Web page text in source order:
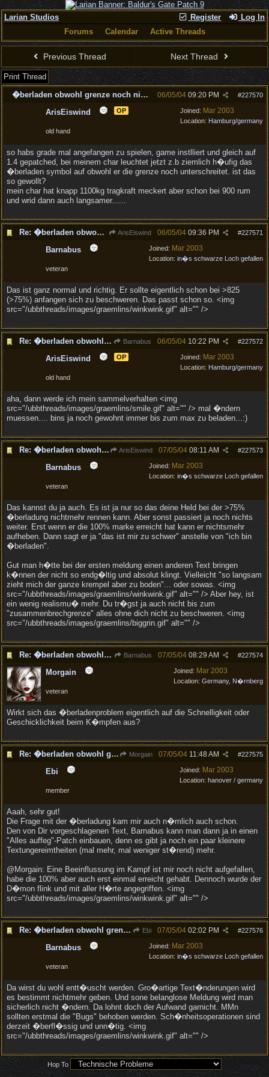
Register Log In
Larian Studios
Forums
Calendar Active Threads
Previous Thread Next Thread
Print Thread
�berladen obwohl grenze noch nicht erreicht
#227570
06/05/04 09:20 PM
Joined: Mar 2003
Location: Hamburg/germany
ArisEiswind OP
old hand
so habs grade mal angefangen zu spielen, game instlliert und gleich auf
1.4 gepatched, bei meinem char leuchtet jetzt z.b ziemlich h�ufig das
�berladen symbol auf obwohl er die grenze noch unterschreitet. ist das
so gewollt?
mein char hat knapp 1100kg tragkraft meckert aber schon bei 900 rum
und wrid dann auch langsamer......
Re: �berladen obwohl grenze noch nicht erreicht ArisEiswind #227571
06/05/04 09:36 PM
Joined: Mar 2003
Location: in�s schwarze Loch gefallen
Barnabus
veteran
Das ist ganz normal und richtig. Er sollte eigentlich schon bei >825
(>75%) anfangen sich zu beschweren. Das passt schon so. <img
src="/ubbthreads/images/graemlins/winkwink.gif" alt="" />
Re: �berladen obwohl grenze noch nicht erreicht Barnabus #227572
06/05/04 10:22 PM
Joined: Mar 2003
Location: Hamburg/germany
ArisEiswind OP
old hand
aha, dann werde ich mein sammelverhalten <img
src="/ubbthreads/images/graemlins/smile.gif" alt="" /> mal �ndern
muessen.... bins ja noch gewohnt immer bis zum max zu beladen...:)
Re: �berladen obwohl grenze noch nicht erreicht ArisEiswind #227573
07/05/04 08:11 AM
Joined: Mar 2003
Location: in�s schwarze Loch gefallen
Barnabus
veteran
Das kannst du ja auch. Es ist ja nur so das deine Held bei der >75%
�berladung nichtmehr rennen kann. Aber sonst passiert ja noch nichts
weiter. Erst wenn er die 100% marke erreicht hat kann er nichtsmehr
aufheben. Dann sagt er ja "das ist mir zu schwer" anstelle von "ich bin
�berladen".
Gut man h�tte bei der ersten meldung einen anderen Text bringen
k�nnen der nicht so endg�ltig und absolut klingt. Vielleicht "so langsam
zieht mich der ganze krempel aber zu boden"... oder sowas. <img
src="/ubbthreads/images/graemlins/winkwink.gif" alt="" /> Aber hey, ist
ein wenig realismu� mehr. Du tr�gst ja auch nicht bis zum
"zusammenbrechgrenze" alles ohne dich nicht zu beschweren. <img
src="/ubbthreads/images/graemlins/biggrin.gif" alt="" />
Re: �berladen obwohl grenze noch nicht erreicht Barnabus #227574
07/05/04 08:29 AM
Joined: Mar 2003
Location: Germany, N�rnberg
Morgain
veteran
Wirkt sich das �berladenproblem eigentlich auf die Schnelligkeit oder
Geschicklichkeit beim K�mpfen aus?
Re: �berladen obwohl grenze noch nicht erreicht Morgain #227575
07/05/04 11:48 AM
Joined: Mar 2003
Location: hanover / germany
Ebi
member
Aaah, sehr gut!
Die Frage mit der �berladung kam mir auch n�mlich auch schon.
Den von Dir vorgeschlagenen Text, Barnabus kann man dann ja in einen
"Alles auffeg"-Patch einbauen, denn es gibt ja noch ein paar kleinere
Textungereimtheiten (mal mehr, mal weniger st�rend) mehr.
@Morgain: Eine Beeinflussung im Kampf ist mir noch nicht aufgefallen,
habe die 100% aber auch erst einmal erreicht gehabt. Dennoch wurde der
D�mon flink und mit aller H�rte angegriffen. <img
src="/ubbthreads/images/graemlins/winkwink.gif" alt="" />
Re: �berladen obwohl grenze noch nicht erreicht Ebi #227576
07/05/04 02:02 PM
Joined: Mar 2003
Location: in�s schwarze Loch gefallen
Barnabus
veteran
Da wirst du wohl entt�uscht werden. Gro�artige Text�nderungen wird
es bestimmt nichtmehr geben. Und sone belanglose Meldung wird man
sicherlich nicht �ndern. Da lohnt doch der Aufwand garnicht. MMn
sollten erstmal die "Bugs" behoben werden. Sch�nheitsoperationen sind
derzeit �berfl�ssig und unn�tig. <img
src="/ubbthreads/images/graemlins/winkwink.gif" alt="" />
Hop To